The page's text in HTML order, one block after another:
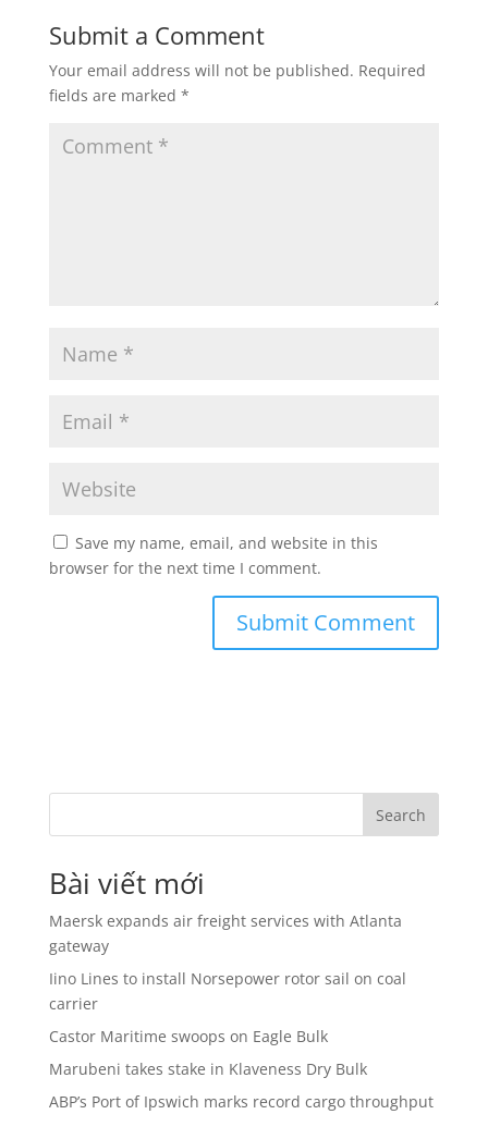
Submit a Comment
Your email address will not be published. Required
fields are marked *
Save my name, email, and website in this
browser for the next time I comment.
Search
Bài viết mới
Maersk expands air freight services with Atlanta
gateway
Iino Lines to install Norsepower rotor sail on coal
carrier
Castor Maritime swoops on Eagle Bulk
Marubeni takes stake in Klaveness Dry Bulk
ABP’s Port of Ipswich marks record cargo throughput